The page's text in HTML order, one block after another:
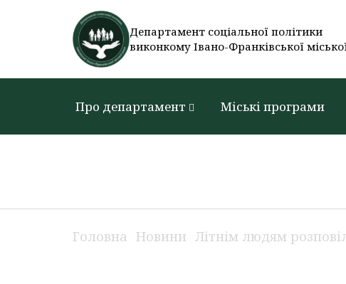
Департамент соціальної політики
виконкому Івано-Франківської
Про департамент Міські програми
Головна Новини Літнім людям